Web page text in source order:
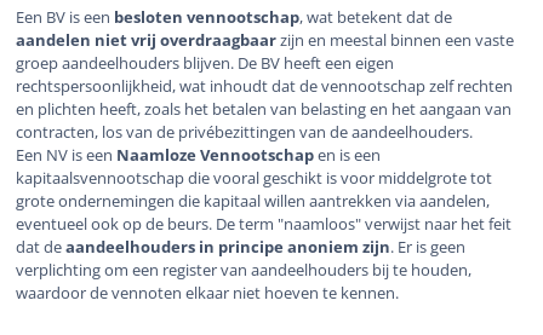
Een BV is een besloten vennootschap, wat betekent dat de
aandelen niet vrij overdraagbaarzijn en meestal binnen een vaste
groep aandeelhouders blijven. De BV heeft een eigen
rechtspersoonlijkheid, wat inhoudt dat de vennootschap zelf rechten
en plichten heeft, zoals het betalen van belasting en het aangaan van
contracten, los van de privébezittingen van de aandeelhouders.
Een NV is een Naamloze Vennootschapen is een
kapitaalsvennootschap die vooral geschikt is voor middelgrote tot
grote ondernemingen die kapitaal willen aantrekken via aandelen,
eventueel ook op de beurs. De term "naamloos" verwijst naar het feit
dat deaandeelhouders in principe anoniem zijn. Er is geen
verplichting om een register van aandeelhouders bij te houden,
waardoor de vennoten elkaar niet hoeven te kennen.